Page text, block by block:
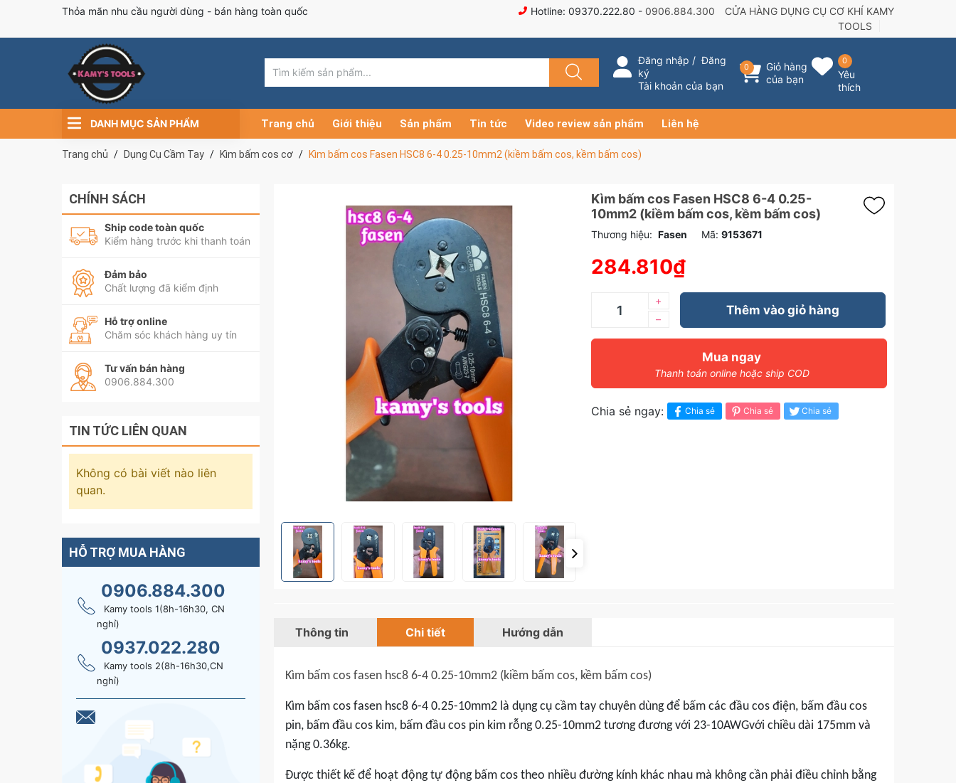
Thỏa mãn nhu cầu người dùng - bán hàng toàn quốc Hotline: 09370.222.80 - 0906.884.300
CỬA HÀNG DỤNG CỤ CƠ KHÍ KAMY
TOOLS
Đăng nhập /Đăng
ký
Tài khoản của bạn
0
Giỏ hàng
của bạn
0
Yêu
thích
DANH MỤC SẢN PHẨM Trang chủ Giới thiệu Sản phẩm Tin tức Video review sản phẩm Liên hệ
Trang chủ Dụng Cụ Cầm Tay Kìm bấm cos cơ Kìm bấm cos Fasen HSC8 6-4 0.25-10mm2 (kiềm bấm cos, kềm bấm cos)
Kìm bấm cos Fasen HSC8 6-4 0.25-
10mm2 (kiềm bấm cos, kềm bấm cos)
Thương hiệu: Fasen Mã: 9153671
284.810₫
–
+
Thêm vào giỏ hàng
Mua ngay
Thanh toán online hoặc ship COD
Chia sẻ ngay: Chia sẻ Chia sẻ Chia sẻ
Thông tin Chi tiết Hướng dẫn
Kìm bấm cos fasen hsc8 6-4 0.25-10mm2 (kiềm bấm cos, kềm bấm cos)
Kìm bấm cos fasen hsc8 6-4 0.25-10mm2 là dụng cụ cầm tay chuyên dùng để bấm các đầu cos điện, bấm đầu cos
pin, bấm đầu cos kim, bấm đầu cos pin kim rỗng 0.25-10mm2 tương đương với 23-10AWGvới chiều dài 175mm và
nặng 0.36kg.
Được thiết kế để hoạt động tự động bấm cos theo nhiều đường kính khác nhau mà không cần phải điều chỉnh bằng
CHÍNH SÁCH
Ship code toàn quốc
Kiểm hàng trước khi thanh toán
Đảm bảo
Chất lượng đã kiểm định
Hỗ trợ online
Chăm sóc khách hàng uy tín
Tư vấn bán hàng
0906.884.300
TIN TỨC LIÊN QUAN
Không có bài viết nào liên
quan.
HỖ TRỢ MUA HÀNG
0906.884.300
Kamy tools 1(8h-16h30, CN
nghỉ)
0937.022.280
Kamy tools 2(8h-16h30,CN
nghỉ)